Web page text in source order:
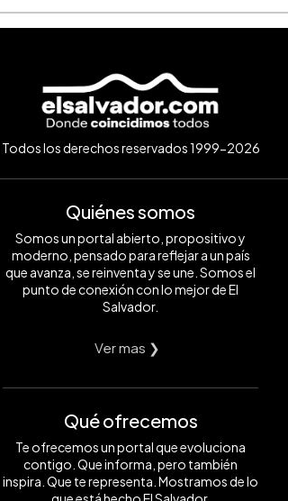
Todos los derechos reservados 1999-2026
Quiénes somos
Somos un portal abierto, propositivo y
moderno, pensado para reflejar a un país
que avanza, se reinventa y se une. Somos el
punto de conexión con lo mejor de El
Salvador.
Ver mas ❯
Qué ofrecemos
Te ofrecemos un portal que evoluciona
contigo. Que informa, pero también
inspira. Que te representa. Mostramos de lo